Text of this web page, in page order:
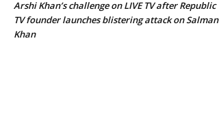
Arshi Khan’s challenge on LIVE TV after Republic
TV founder launches blistering attack on Salman
Khan